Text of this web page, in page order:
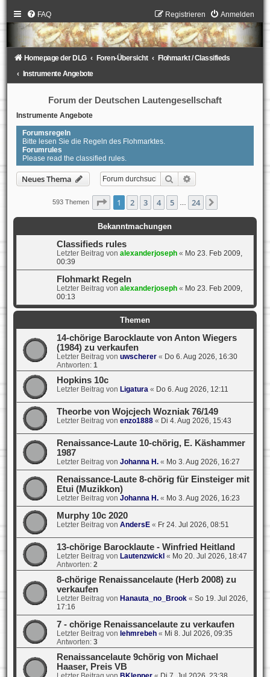
FAQ Anmelden
Registrieren
Homepage der DLG Foren-Übersicht
Flohmarkt / Classifieds
Instrumente Angebote
Forum der Deutschen Lautengesellschaft
Instrumente Angebote
Forumsregeln
Bitte lesen Sie die Regeln des Flohmarktes.
Forumrules
Please read the classified rules.
Neues Thema Suche
593 Themen Seite 1von 24
1 2 3 4 5 24
Bekanntmachungen
Classifieds rules
Letzter Beitrag von alexanderjoseph« Mo 23. Feb 2009,
00:39
Flohmarkt Regeln
Letzter Beitrag von alexanderjoseph« Mo 23. Feb 2009,
00:13
Themen
14-chörige Barocklaute von Anton Wiegers
(1984) zu verkaufen
Letzter Beitrag von uwscherer« Do 6. Aug 2026, 16:30
Antworten: 1
Hopkins 10c
Letzter Beitrag von Ligatura« Do 6. Aug 2026, 12:11
Theorbe von Wojcjech Wozniak 76/149
Letzter Beitrag von enzo1888« Di 4. Aug 2026, 15:43
Renaissance-Laute 10-chörig, E. Käshammer
1987
Letzter Beitrag von Johanna H.« Mo 3. Aug 2026, 16:27
Renaissance-Laute 8-chörig für Einsteiger mit
Etui (Muzikkon)
Letzter Beitrag von Johanna H.« Mo 3. Aug 2026, 16:23
Murphy 10c 2020
Letzter Beitrag von AndersE« Fr 24. Jul 2026, 08:51
13-chörige Barocklaute - Winfried Heitland
Letzter Beitrag von Lautenzwickl « Mo 20. Jul 2026, 18:47
Antworten: 2
8-chörige Renaissancelaute (Herb 2008) zu
verkaufen
Letzter Beitrag von Hanauta_no_Brook« So 19. Jul 2026,
17:16
7 - chörige Renaissancelaute zu verkaufen
Letzter Beitrag von lehmrebeh« Mi 8. Jul 2026, 09:35
Antworten: 3
Renaissancelaute 9chörig von Michael
Haaser, Preis VB